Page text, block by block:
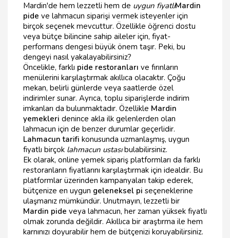
Mardin'de hem lezzetli hem de uygun fiyatlıMardin
pide ve lahmacun siparişi vermek isteyenler için
birçok seçenek mevcuttur. Özellikle öğrenci dostu
veya bütçe bilincine sahip aileler için, fiyat-
performans dengesi büyük önem taşır. Peki, bu
dengeyi nasıl yakalayabilirsiniz?
Öncelikle, farklı pide restoranları ve fırınların
menülerini karşılaştırmak akıllıca olacaktır. Çoğu
mekan, belirli günlerde veya saatlerde özel
indirimler sunar. Ayrıca, toplu siparişlerde indirim
imkanları da bulunmaktadır. Özellikle Mardin
yemekleri denince akla ilk gelenlerden olan
lahmacun için de benzer durumlar geçerlidir.
Lahmacun tarifi konusunda uzmanlaşmış, uygun
fiyatlı birçok lahmacun ustasıbulabilirsiniz.
Ek olarak, online yemek sipariş platformları da farklı
restoranların fiyatlarını karşılaştırmak için idealdir. Bu
platformlar üzerinden kampanyaları takip ederek,
bütçenize en uygun geleneksel pi seçeneklerine
ulaşmanız mümkündür. Unutmayın, lezzetli bir
Mardin pide veya lahmacun, her zaman yüksek fiyatlı
olmak zorunda değildir. Akıllıca bir araştırma ile hem
karnınızı doyurabilir hem de bütçenizi koruyabilirsiniz.